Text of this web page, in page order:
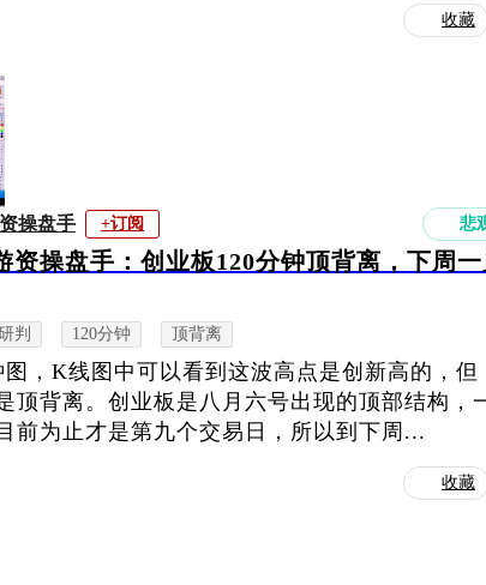
收藏
操盘手 +订阅 悲
操盘手：创业板120分钟顶背离，下周
判 120分钟 顶背离
，K线图中可以看到这波高点是创新高的，但
顶背离。创业板是八月六号出现的顶部结构，
前为止才是第九个交易日，所以到下周...
收藏